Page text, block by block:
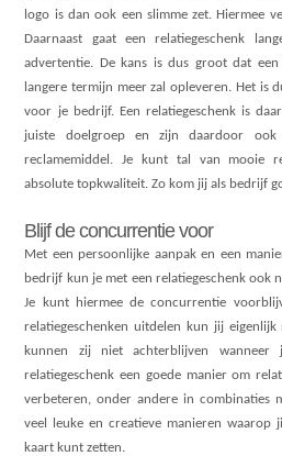
logo is dan ook een slimme zet. Hiermee
Daarnaast gaat een relatiegeschenk
advertentie. De kans is dus groot dat
langere termijn meer zal opleveren. Het is
voor je bedrijf. Een relatiegeschenk is
juiste doelgroep en zijn daardoor
reclamemiddel. Je kunt tal van mooie
absolute topkwaliteit. Zo kom jij als bedrijf
Blijf de concurrentie voor
Met een persoonlijke aanpak en een
bedrijf kun je met een relatiegeschenk ook
Je kunt hiermee de concurrentie
relatiegeschenken uitdelen kun jij
kunnen zij niet achterblijven
relatiegeschenk een goede manier om
verbeteren, onder andere in combinaties
veel leuke en creatieve manieren
kaart kunt zetten.